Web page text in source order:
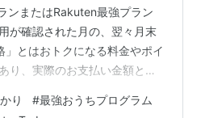
ンまたはRakuten最強プラン
が確認された月の、翌々月末
」とはおトクになる料金やポイ
り、実際のお支払い金額とは
他条件あり。詳細はルールを
り #最強おうちプログラム